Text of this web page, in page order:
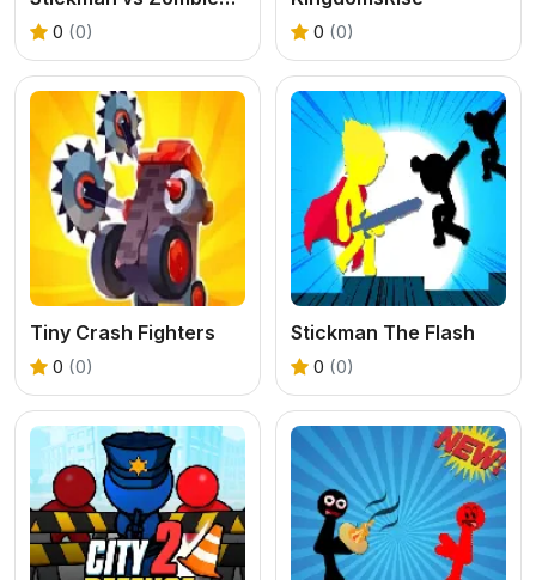
0 (0) 0 (0)
Tiny Crash Fighters
0 (0)
Stickman The Flash
0 (0)